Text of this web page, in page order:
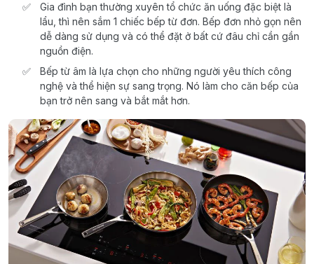
Gia đình bạn thường xuyên tổ chức ăn uống đặc biệt là
lẩu, thì nên sắm 1 chiếc bếp từ đơn. Bếp đơn nhỏ gọn nên
dễ dàng sử dụng và có thể đặt ở bất cứ đâu chỉ cần gần
nguồn điện.
Bếp từ âm là lựa chọn cho những người yêu thích công
nghệ và thể hiện sự sang trọng. Nó làm cho căn bếp của
bạn trở nên sang và bắt mắt hơn.